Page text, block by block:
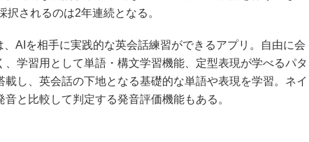
択されるのは2年連続となる。
AIを相手に実践的な英会話練習ができるアプリ。自由に会
、学習用として単語・構文学習機能、定型表現が学べるパタ
載し、英会話の下地となる基礎的な単語や表現を学習。ネイ
と比較して判定する発音評価機能もある。